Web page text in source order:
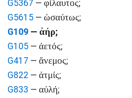
G5367 — φίλαυτος;
G5615 — ὡσαύτως;
G109 — ἀήρ;
G105 — ἀετός;
G417 — ἄνεμος;
G822 — ἀτμίς;
G833 — αὐλή;